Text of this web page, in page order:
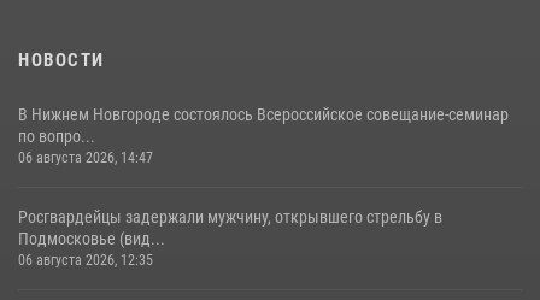
НОВОСТИ
В Нижнем Новгороде состоялось Всероссийское совещание-семинар
по вопро...
06 августа 2026, 14:47
Росгвардейцы задержали мужчину, открывшего стрельбу в
Подмосковье (вид...
06 августа 2026, 12:35